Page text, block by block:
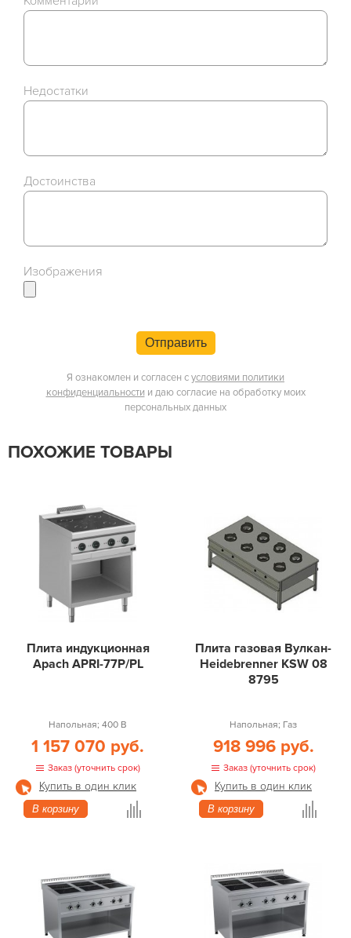
Недостатки
Достоинства
Изображения
Отправить
Я ознакомлен и согласен сусловиями политики
конфиденциальности и даю согласие на обработку моих
персональных данных
ПОХОЖИЕ ТОВАРЫ
Плита индукционная
Apach APRI-77P/PL
Напольная; 400 В
1 157 070 руб.
Заказ (уточнить срок)
Купить в один клик
В корзину
Плита газовая Вулкан-
Heidebrenner KSW 08
8795
Напольная; Газ
918 996 руб.
Заказ (уточнить срок)
Купить в один клик
В корзину